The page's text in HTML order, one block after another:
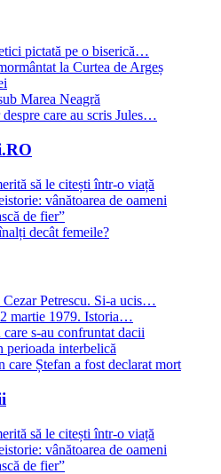
pictată pe o biserică…
la Curtea de Argeș
Marea Neagră
care au scris Jules…
să le citești într-o viață
vânătoarea de oameni
de fier”
decât femeile?
Petrescu. Si-a ucis…
martie 1979. Istoria…
s-au confruntat dacii
interbelică
care Ștefan a fost declarat mort
să le citești într-o viață
vânătoarea de oameni
de fier”